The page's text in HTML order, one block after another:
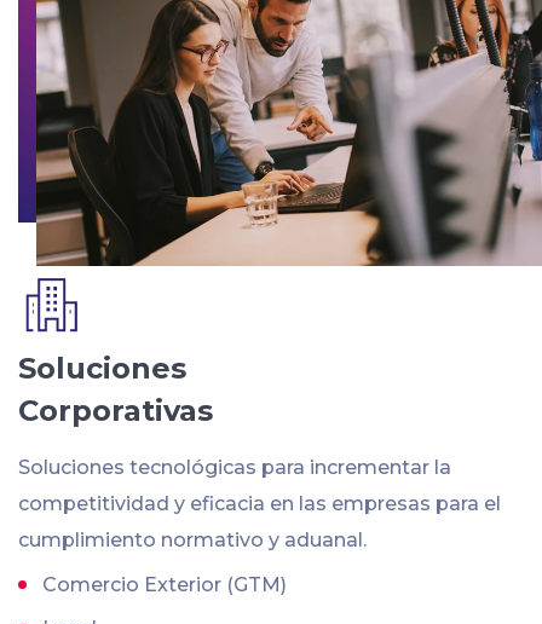
Soluciones
Corporativas
Soluciones tecnológicas para incrementar la
competitividad y eficacia en las empresas para el
cumplimiento normativo y aduanal.
Comercio Exterior (GTM)